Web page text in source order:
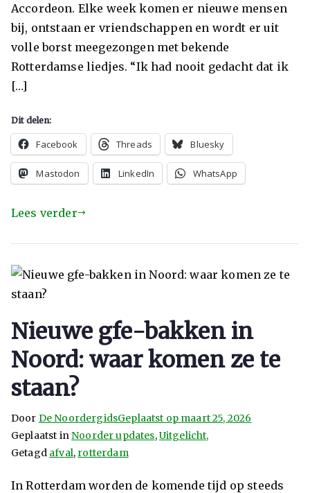
Accordeon. Elke week komen er nieuwe mensen
bij, ontstaan er vriendschappen en wordt er uit
volle borst meegezongen met bekende
Rotterdamse liedjes. “Ik had nooit gedacht dat ik
[…]
Dit delen:
Facebook Threads Bluesky
Mastodon LinkedIn WhatsApp
Lees verder
Nieuwe gfe-bakken in
Noord: waar komen ze te
staan?
Door De NoordergidsGeplaatst op maart 25, 2026
Geplaatst in Noorder updates,Uitgelicht,
Getagd afval, rotterdam
In Rotterdam worden de komende tijd op steeds